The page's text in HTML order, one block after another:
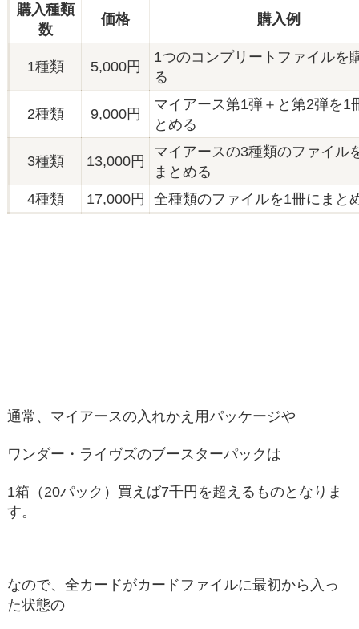
購入種類
数
価格 購入例
1種類 5,000円
1つのコンプリートファイルを
る
2種類 9,000円
マイアース第1弾＋と第2弾を1
とめる
3種類 13,000円
マイアースの3種類のファイル
まとめる
4種類
17,000円 全種類のファイルを1冊にまと
通常、マイアースの入れかえ用パッケージや
ワンダー・ライヴズのブースターパックは
1箱（20パック）買えば7千円を超えるものとなりま
す。
なので、全カードがカードファイルに最初から入っ
た状態の